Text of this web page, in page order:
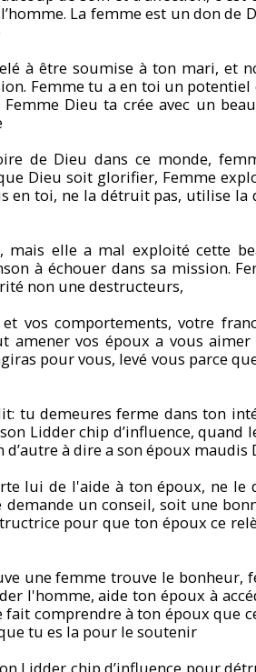
La femme est un don de
à être soumise à ton mari, et
Femme tu a en toi un potentiel
Dieu ta crée avec un
de Dieu dans ce monde,
Dieu soit glorifier, Femme
en toi, ne la détruit pas, utilise la
mais elle a mal exploité cette
à échouer dans sa mission.
non une destructeurs,
vos comportements, votre
amener vos époux a vous aimer
pour vous, levé vous parce
tu demeures ferme dans ton
Lidder chip d’influence, quand
à dire a son époux maudis
lui de l'aide à ton époux, ne le
un conseil, soit une
pour que ton époux ce
une femme trouve le bonheur,
l'homme, aide ton époux à
comprendre à ton époux que
tu es la pour le soutenir
Lidder chip d’influence pour